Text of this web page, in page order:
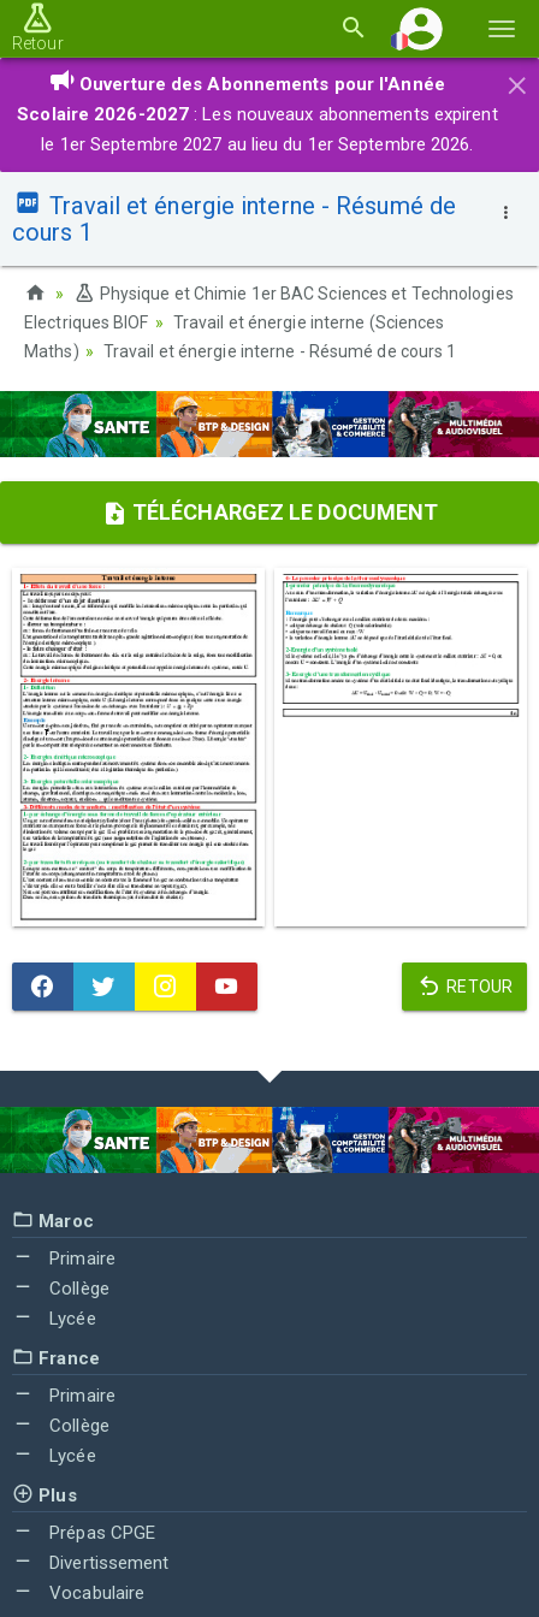
la
Retour
×
Ouverture des Abonnements pour l'Année
Scolaire 2026-2027 : Les nouveaux abonnements expirent
le 1er Septembre 2027 au lieu du 1er Septembre 2026.
Travail et énergie interne - Résumé de
cours 1
Physique et Chimie 1er BAC Sciences et Technologies
Electriques BIOF
Travail et énergie interne (Sciences
Maths)
Travail et énergie interne - Résumé de cours 1
TÉLÉCHARGEZ LE DOCUMENT
RETOUR
Maroc
Primaire
Collège
Lycée
France
Primaire
Collège
Lycée
Plus
Prépas CPGE
Divertissement
Vocabulaire